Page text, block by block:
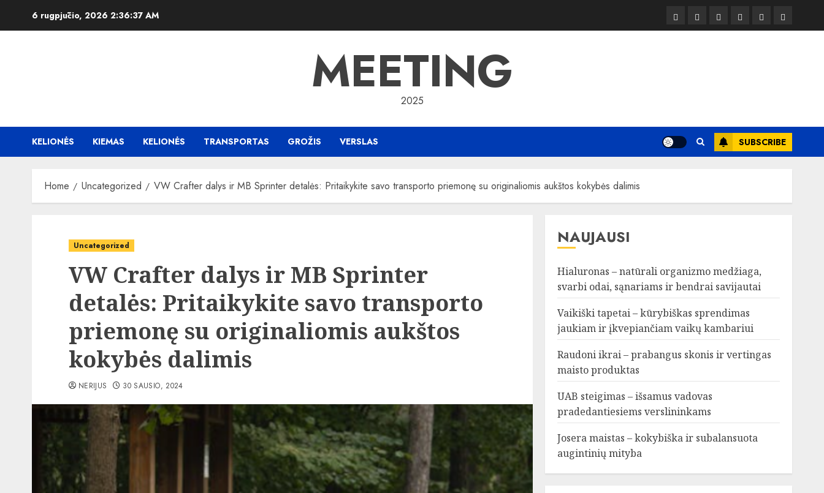
6 rugpjūčio, 2026 2:36:38 AM KelionėsKiemasKelionėsTransportas
GrožisVerslas
MEETING
2025
KELIONĖS KIEMAS KELIONĖS TRANSPORTAS GROŽIS VERSLAS SUBSCRIBE
Home Uncategorized VW Crafter dalys ir MB Sprinter detalės: Pritaikykite savo transporto priemonę su originaliomis aukštos kokybės dalimis
Uncategorized
VW Crafter dalys ir MB Sprinter
detalės: Pritaikykite savo transporto
priemonę su originaliomis aukštos
kokybės dalimis
NERIJUS 30 SAUSIO, 2024
NAUJAUSI
Hialuronas – natūrali organizmo medžiaga,
svarbi odai, sąnariams ir bendrai savijautai
Vaikiški tapetai – kūrybiškas sprendimas
jaukiam ir įkvepiančiam vaikų kambariui
Raudoni ikrai – prabangus skonis ir vertingas
maisto produktas
UAB steigimas – išsamus vadovas
pradedantiesiems verslininkams
Josera maistas – kokybiška ir subalansuota
augintinių mityba